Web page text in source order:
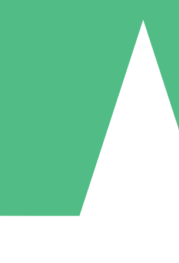
Individuele
per gebruik met downloadtegoeden. Geen
5 Downloaden
US$